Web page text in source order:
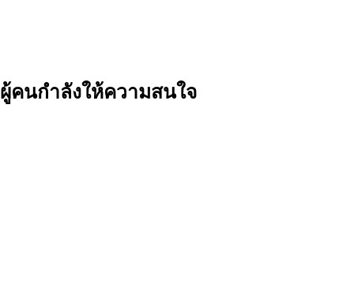
ผู้คนกำลังให้ความสนใจ